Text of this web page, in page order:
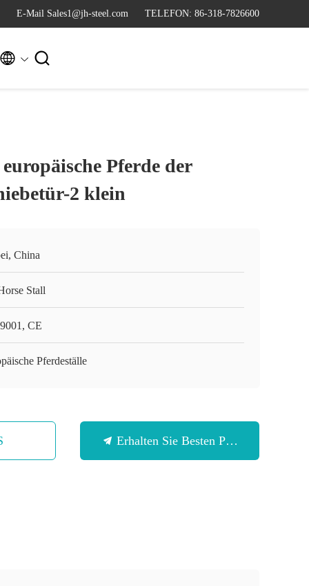
E-Mail Sales1@jh-steel.com TELEFON: 86-318-7826600
 
Pferde der
2 klein
China
Stall
CE
Pferdeställe
Erhalten Sie Besten Preis